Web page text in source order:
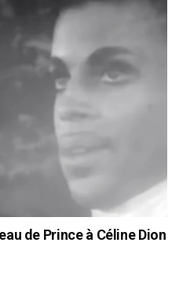
de Prince à Céline Dion